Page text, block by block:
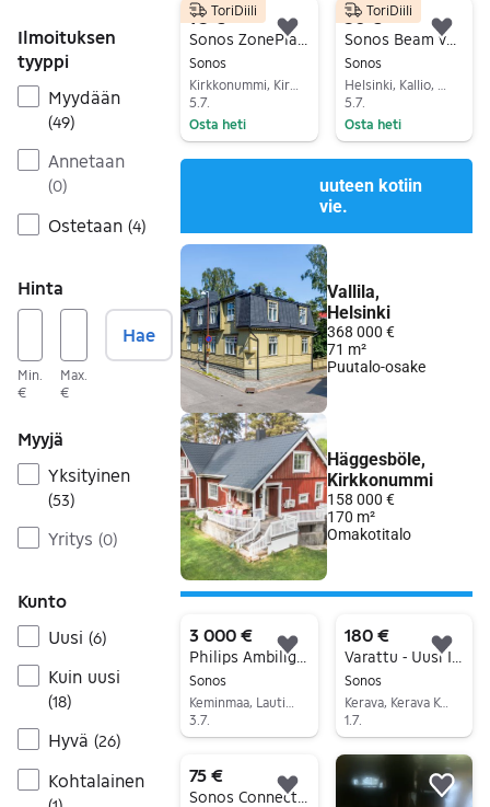
Ilmoituksen
tyyppi
Myydään
(49)
Annetaan
(0)
Ostetaan (4)
Hinta
Min.
€
Max.
€
Hae
Myyjä
Yksityinen
(53)
Yritys (0)
Kunto
Uusi (6)
Kuin uusi
(18)
Hyvä (26)
Kohtalainen
95 €
Sonos
5.7.
Osta heti
ToriDiili
Lisää suosikiksi.
50 €
Sonos Beam valkoinen jalusta
Sonos
5.7.
Osta heti
ToriDiili
3 000 €
Sonos
3.7.
Lisää suosikiksi.
180 €
Sonos
Kerava, Kerava Keskus, Uusimaa
1.7.
75 €
Lisää suosikiksi.